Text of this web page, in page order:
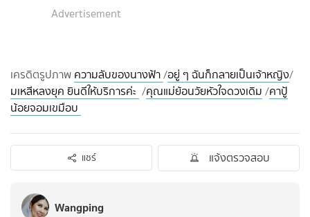
Advertisement
เครดิตรูปภาพ ความลับของนางฟ้า/อยู่ ๆ ฉันก็กลายเป็นเจ้าหญิง/
มเหสีหลงยุค ยินดีให้บริการค่ะ /คุณแม่ย้อนวัยหัวใจดวงเดิม /คาปู้
น้อยจอมเขมือบ
แชร์ แจ้งตรวจสอบ
Wangping